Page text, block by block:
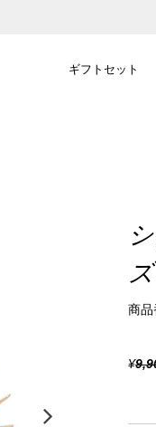
ギフトセット
商品
¥